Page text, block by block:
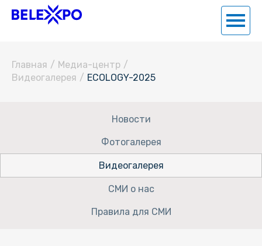
Главная / Медиа-центр /
Видеогалерея / ECOLOGY-2025
Новости
Фотогалерея
Видеогалерея
СМИ о нас
Правила для СМИ